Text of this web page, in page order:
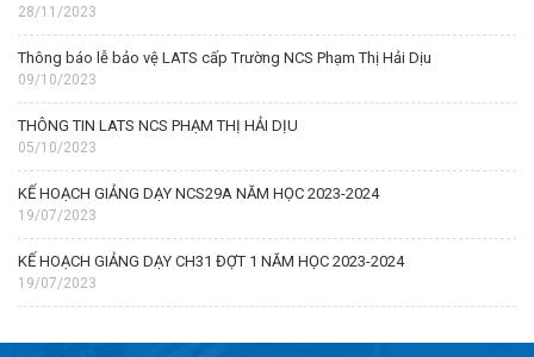
28/11/2023
Thông báo lễ bảo vệ LATS cấp Trường NCS Phạm Thị Hải Dịu
09/10/2023
THÔNG TIN LATS NCS PHẠM THỊ HẢI DỊU
05/10/2023
KẾ HOẠCH GIẢNG DẠY NCS29A NĂM HỌC 2023-2024
19/07/2023
KẾ HOẠCH GIẢNG DẠY CH31 ĐỢT 1 NĂM HỌC 2023-2024
19/07/2023